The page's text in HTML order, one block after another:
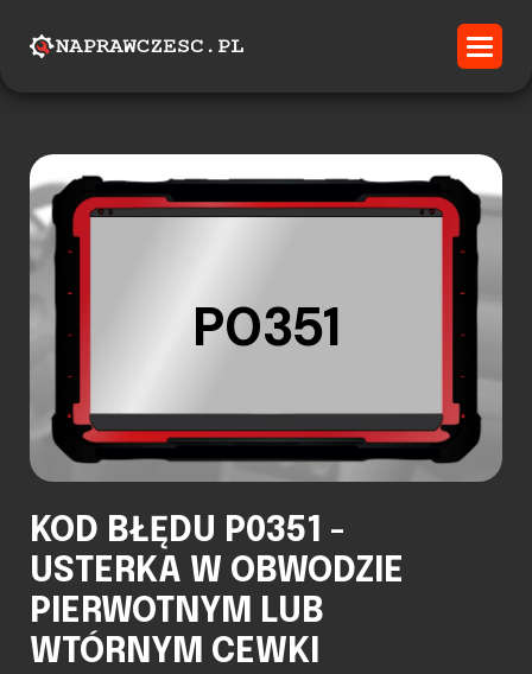
P0351
KOD BŁĘDU P0351 -
USTERKA W OBWODZIE
PIERWOTNYM LUB
WTÓRNYM CEWKI